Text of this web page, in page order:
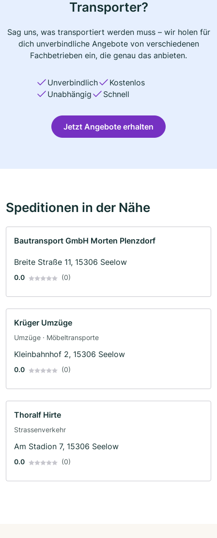
Transporter?
Sag uns, was transportiert werden muss – wir holen für
dich unverbindliche Angebote von verschiedenen
Fachbetrieben ein, die genau das anbieten.
Unverbindlich
Kostenlos
Unabhängig
Schnell
Jetzt Angebote erhalten
Speditionen in der Nähe
Bautransport GmbH Morten Plenzdorf
Breite Straße 11, 15306 Seelow
0.0 (0)
Krüger Umzüge
Umzüge · Möbeltransporte
Kleinbahnhof 2, 15306 Seelow
0.0 (0)
Thoralf Hirte
Strassenverkehr
Am Stadion 7, 15306 Seelow
0.0 (0)